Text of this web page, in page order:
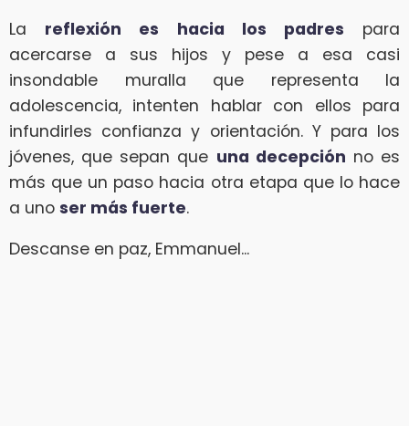
La reflexión es hacia los padres para
acercarse a sus hijos y pese a esa casi
insondable muralla que representa la
adolescencia, intenten hablar con ellos para
infundirles confianza y orientación. Y para los
jóvenes, que sepan que una decepción no es
más que un paso hacia otra etapa que lo hace
a uno ser más fuerte.
Descanse en paz, Emmanuel...